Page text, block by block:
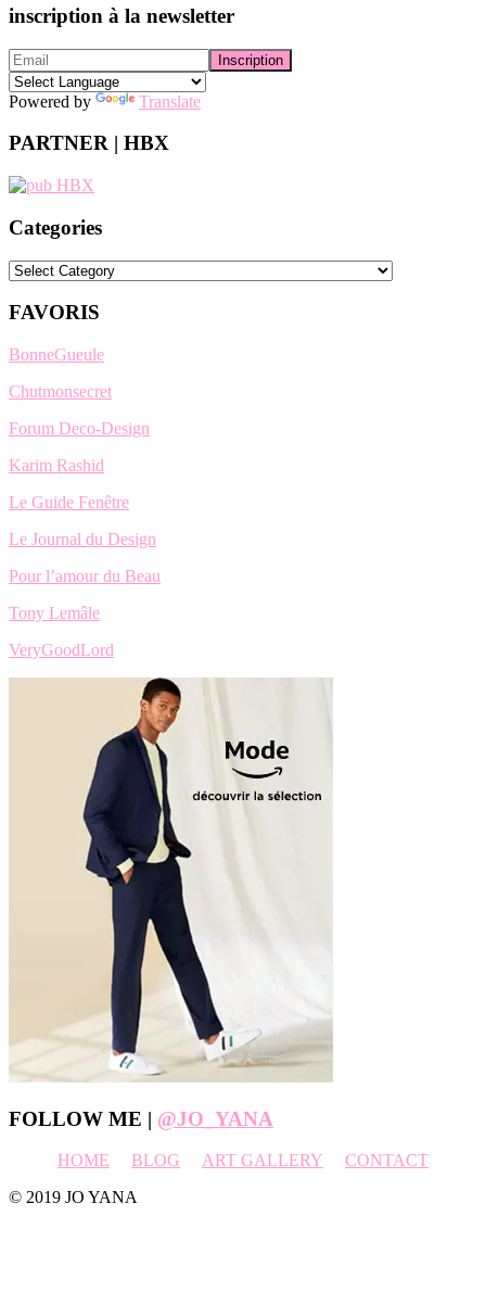
inscription à la newsletter
Powered by Translate
PARTNER | HBX
Categories
Categories
FAVORIS
BonneGueule
Chutmonsecret
Forum Deco-Design
Karim Rashid
Le Guide Fenêtre
Le Journal du Design
Pour l’amour du Beau
Tony Lemâle
VeryGoodLord
Footer
FOLLOW ME | @JO_YANA
HOME BLOG ART GALLERY
CONTACT
© 2019 JO YANA